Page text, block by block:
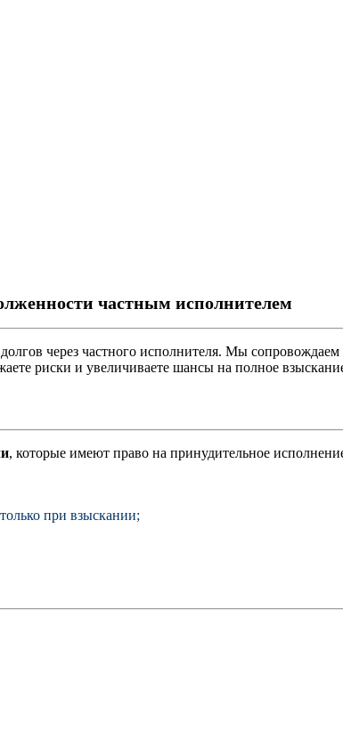
частным исполнителем
через частного исполнителя. Мы сопровождаем
риски и увеличиваете шансы на полное
, которые имеют право на принудительное
при взыскании;